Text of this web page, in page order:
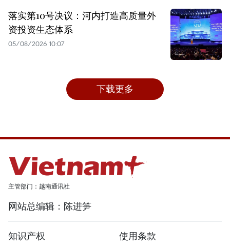
落实第10号决议：河内打造高质量外
资投资生态体系
05/08/2026 10:07
下载更多
主管部门：越南通讯社
网站总编辑：陈进笋
知识产权
使用条款